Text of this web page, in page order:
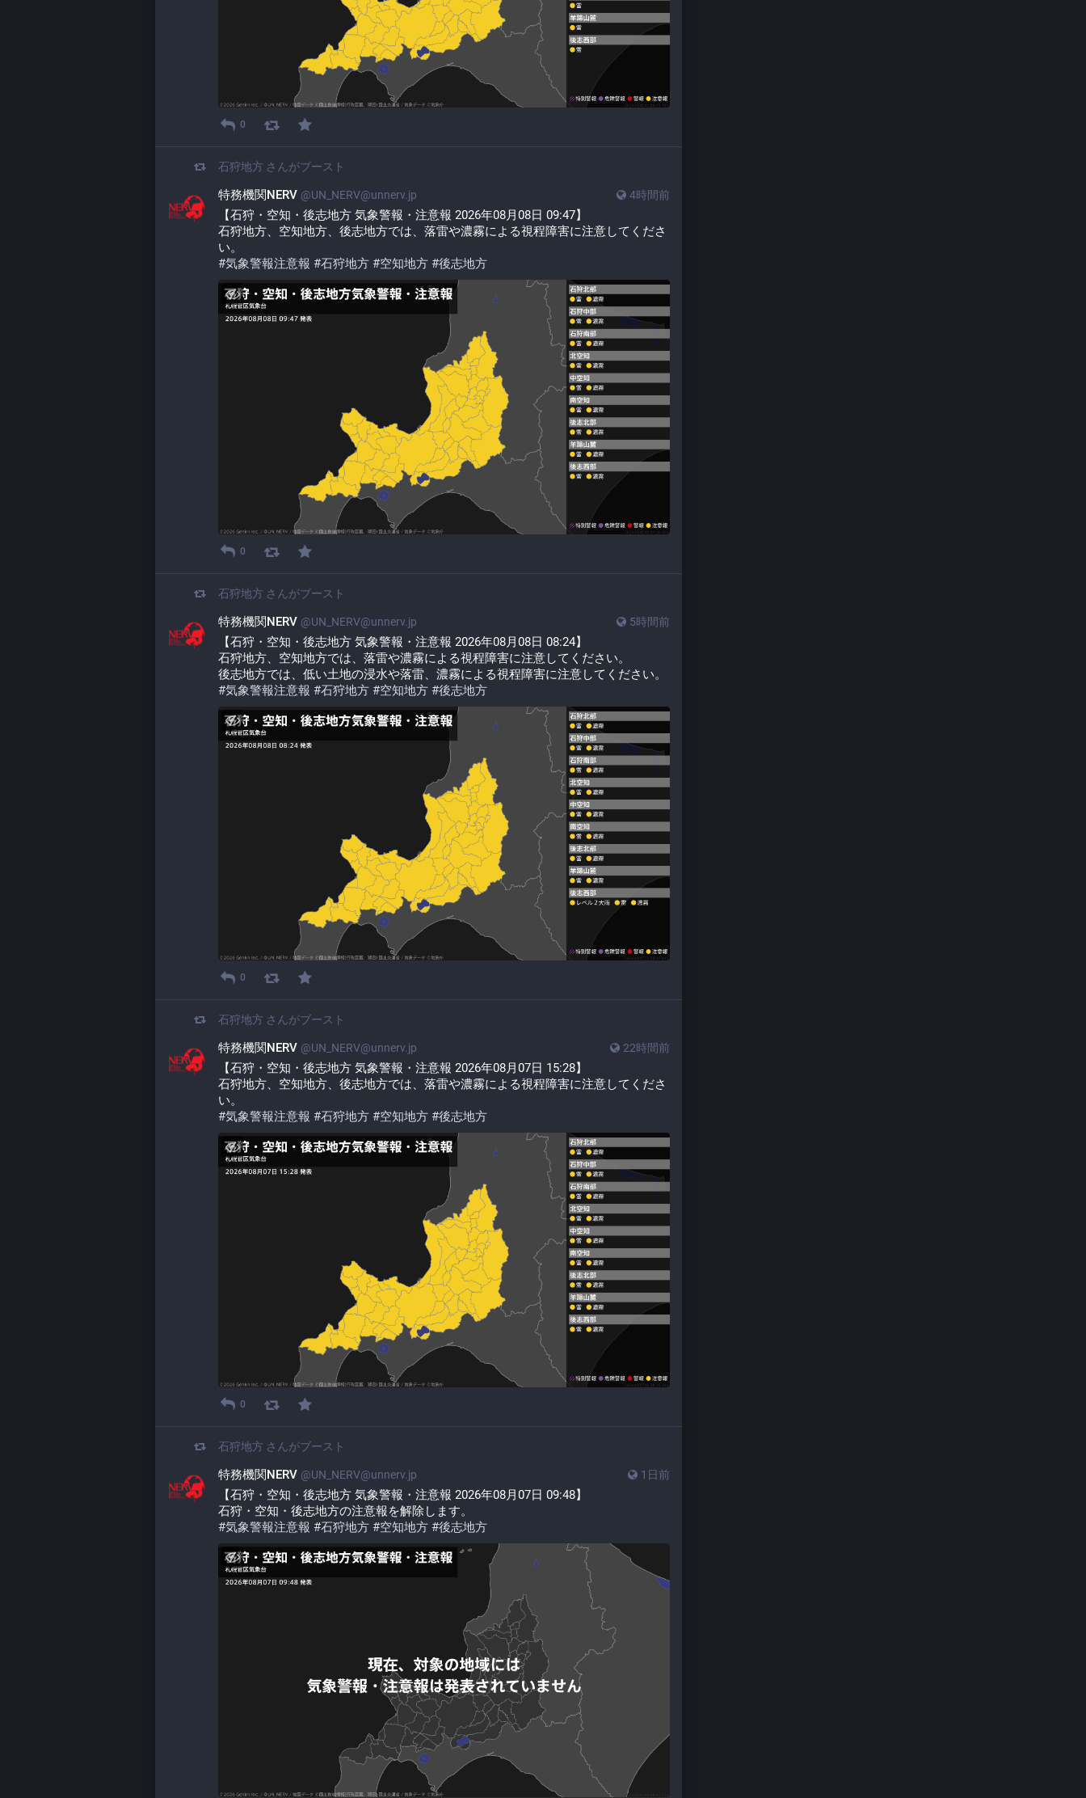
0
石狩地方 さんがブースト
4時間前
特務機関NERV @UN_NERV@unnerv.jp
【石狩・空知・後志地方 気象警報・注意報 2026年08月08日 09:47】
石狩地方、空知地方、後志地方では、落雷や濃霧による視程障害に注意してくださ
い。
#気象警報注意報 #石狩地方 #空知地方 #後志地方
0
石狩地方 さんがブースト
5時間前
特務機関NERV @UN_NERV@unnerv.jp
【石狩・空知・後志地方 気象警報・注意報 2026年08月08日 08:24】
石狩地方、空知地方では、落雷や濃霧による視程障害に注意してください。
後志地方では、低い土地の浸水や落雷、濃霧による視程障害に注意してください。
#気象警報注意報 #石狩地方 #空知地方 #後志地方
0
石狩地方 さんがブースト
22時間前
特務機関NERV @UN_NERV@unnerv.jp
【石狩・空知・後志地方 気象警報・注意報 2026年08月07日 15:28】
石狩地方、空知地方、後志地方では、落雷や濃霧による視程障害に注意してくださ
い。
#気象警報注意報 #石狩地方 #空知地方 #後志地方
0
石狩地方 さんがブースト
1日前
特務機関NERV @UN_NERV@unnerv.jp
【石狩・空知・後志地方 気象警報・注意報 2026年08月07日 09:48】
石狩・空知・後志地方の注意報を解除します。
#気象警報注意報 #石狩地方 #空知地方 #後志地方